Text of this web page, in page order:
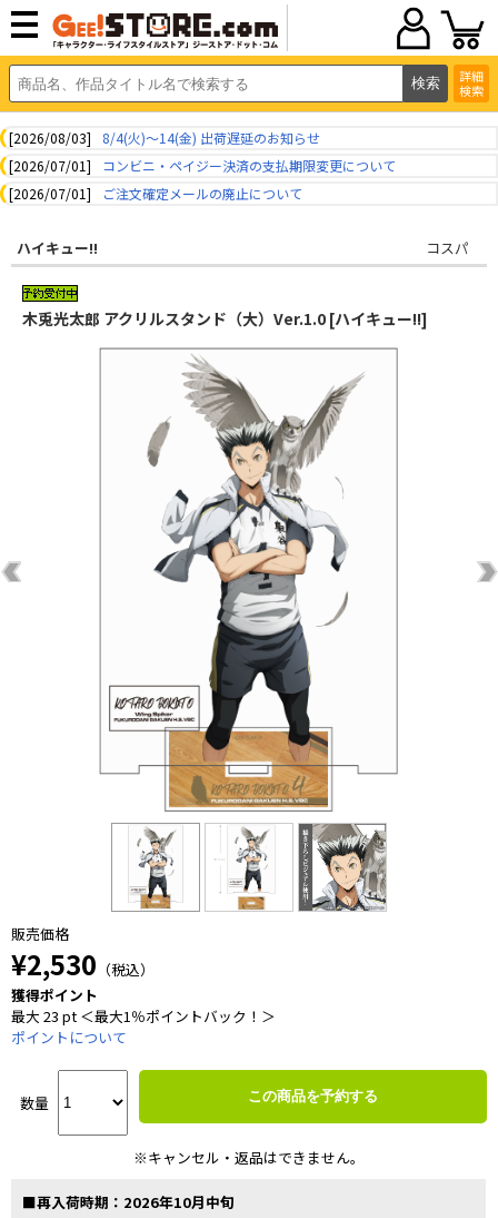
詳細
検索
[2026/08/03]
8/4(火)～14(金) 出荷遅延のお知らせ
[2026/07/01]
コンビニ・ペイジー決済の支払期限変更について
[2026/07/01]
ご注文確定メールの廃止について
ハイキュー!! コスパ
木兎光太郎 アクリルスタンド（大）Ver.1.0 [ハイキュー!!]
販売価格
¥2,530 （税込）
獲得ポイント
最大 23 pt ＜最大1％ポイントバック！＞
ポイントについて
数量 この商品を予約する
※キャンセル・返品はできません。
■再入荷時期：2026年10月中旬